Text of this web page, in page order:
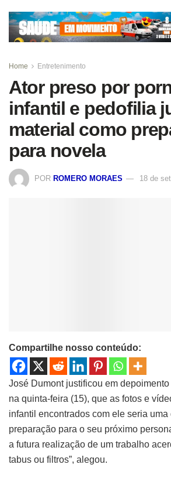
Home Entretenimento
Ator preso por
infantil e pedofilia
material como
para novela
POR ROMERO MORAES 18 de
Compartilhe nosso conteúdo:
José Dumont justificou em
na quinta-feira (15), que as fotos e
infantil encontrados com ele seria
preparação para o seu próximo
a futura realização de um trabalho
tabus ou filtros”, alegou.